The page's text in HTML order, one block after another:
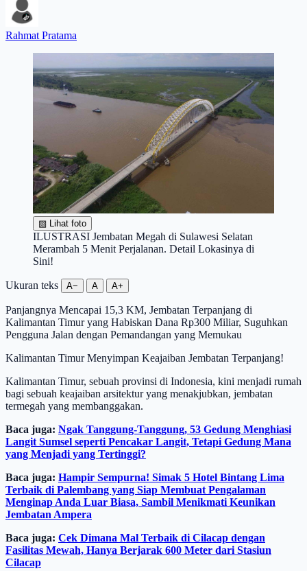
Rahmat Pratama
▧ Lihat foto
ILUSTRASI Jembatan Megah di Sulawesi Selatan
Merambah 5 Menit Perjalanan. Detail Lokasinya di
Sini!
Ukuran teks A− A A+
Panjangnya Mencapai 15,3 KM, Jembatan Terpanjang di
Kalimantan Timur yang Habiskan Dana Rp300 Miliar, Suguhkan
Pengguna Jalan dengan Pemandangan yang Memukau
Kalimantan Timur Menyimpan Keajaiban Jembatan Terpanjang!
Kalimantan Timur, sebuah provinsi di Indonesia, kini menjadi rumah
bagi sebuah keajaiban arsitektur yang menakjubkan, jembatan
termegah yang membanggakan.
Baca juga: Ngak Tanggung-Tanggung, 53 Gedung Menghiasi
Langit Sumsel seperti Pencakar Langit, Tetapi Gedung Mana
yang Menjadi yang Tertinggi?
Baca juga: Hampir Sempurna! Simak 5 Hotel Bintang Lima
Terbaik di Palembang yang Siap Membuat Pengalaman
Menginap Anda Luar Biasa, Sambil Menikmati Keunikan
Jembatan Ampera
Baca juga: Cek Dimana Mal Terbaik di Cilacap dengan
Fasilitas Mewah, Hanya Berjarak 600 Meter dari Stasiun
Cilacap